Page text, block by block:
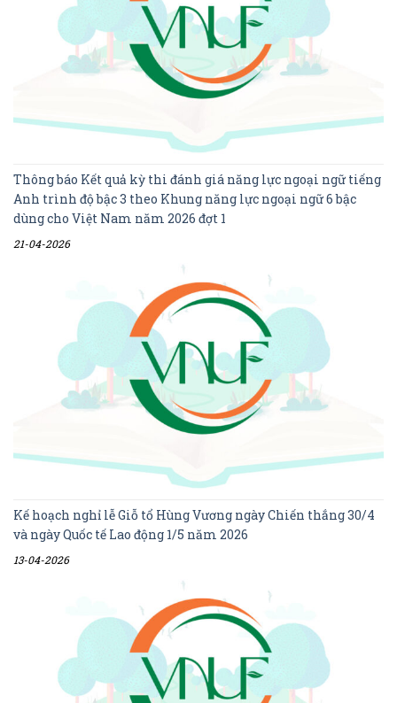
Thông báo Kết quả kỳ thi đánh giá năng lực ngoại ngữ tiếng
Anh trình độ bậc 3 theo Khung năng lực ngoại ngữ 6 bậc
dùng cho Việt Nam năm 2026 đợt 1
21-04-2026
Kế hoạch nghỉ lễ Giỗ tổ Hùng Vương ngày Chiến thắng 30/4
và ngày Quốc tế Lao động 1/5 năm 2026
13-04-2026